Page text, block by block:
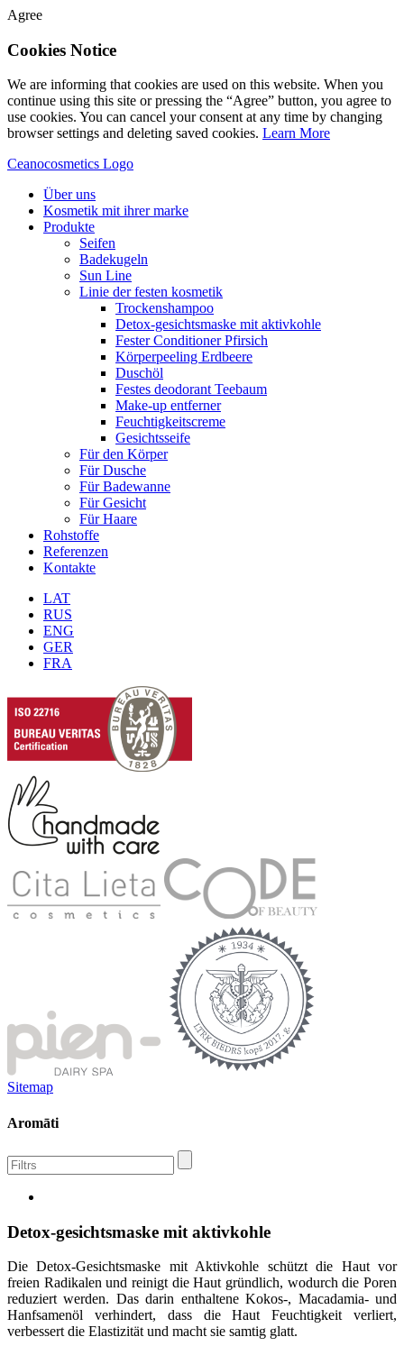
Agree
Cookies Notice
We are informing that cookies are used on this website. When you
continue using this site or pressing the “Agree” button, you agree to
use cookies. You can cancel your consent at any time by changing
browser settings and deleting saved cookies. Learn More
Ceanocosmetics Logo
Über uns
Kosmetik mit ihrer marke
Produkte
Seifen
Badekugeln
Sun Line
Linie der festen kosmetik
Trockenshampoo
Detox-gesichtsmaske mit aktivkohle
Fester Conditioner Pfirsich
Körperpeeling Erdbeere
Duschöl
Festes deodorant Teebaum
Make-up entferner
Feuchtigkeitscreme
Gesichtsseife
Für den Körper
Für Dusche
Für Badewanne
Für Gesicht
Für Haare
Rohstoffe
Referenzen
Kontakte
LAT
RUS
ENG
GER
FRA
Sitemap
Aromāti
Detox-gesichtsmaske mit aktivkohle
Die Detox-Gesichtsmaske mit Aktivkohle schützt die Haut vor
freien Radikalen und reinigt die Haut gründlich, wodurch die Poren
reduziert werden. Das darin enthaltene Kokos-, Macadamia- und
Hanfsamenöl verhindert, dass die Haut Feuchtigkeit verliert,
verbessert die Elastizität und macht sie samtig glatt.